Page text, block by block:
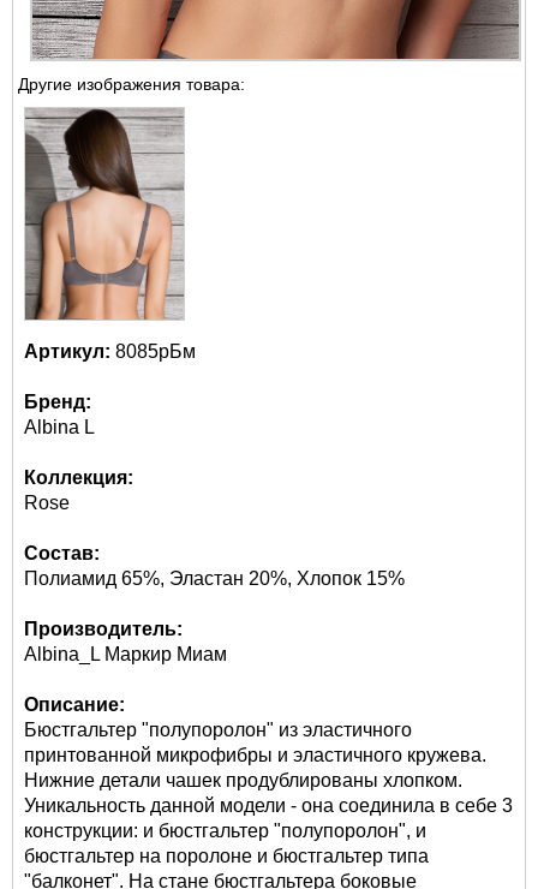
Другие изображения товара:
Артикул: 8085рБм
Бренд:
Albina L
Коллекция:
Rose
Состав:
Полиамид 65%, Эластан 20%, Хлопок 15%
Производитель:
Albina_L Маркир Миам
Описание:
Бюстгальтер "полупоролон" из эластичного
принтованной микрофибры и эластичного кружева.
Нижние детали чашек продублированы хлопком.
Уникальность данной модели - она соединила в себе 3
конструкции: и бюстгальтер "полупоролон", и
бюстгальтер на поролоне и бюстгальтер типа
"балконет". На стане бюстгальтера боковые